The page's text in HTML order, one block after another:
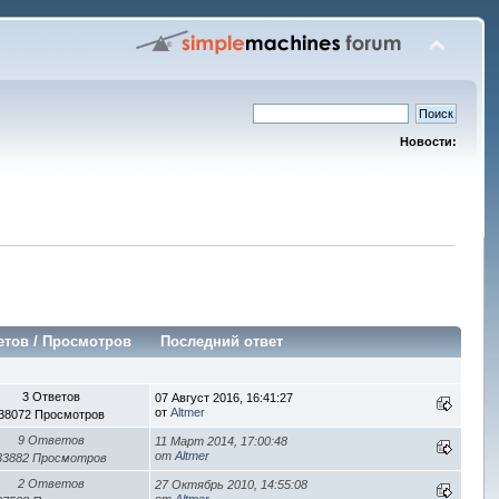
Новости:
/ Просмотров Последний ответ
3 Ответов
Просмотров
07 Август 2016, 16:41:27
отAltmer
9 Ответов
Просмотров
11 Март 2014, 17:00:48
отAltmer
2 Ответов
27 Октябрь 2010, 14:55:08